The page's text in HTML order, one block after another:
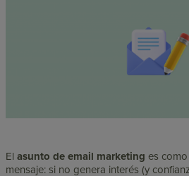
Elasunto de email marketing es
mensaje: si no genera interés (y